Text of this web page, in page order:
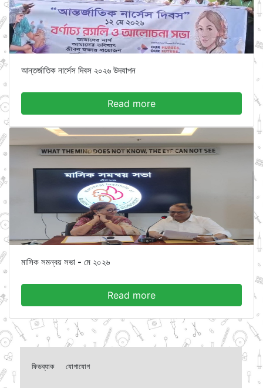
আন্তর্জাতিক নার্সেস দিবস ২০২৬ উদযাপন
Read more
মাসিক সমন্বয় সভা - মে ২০২৬
Read more
ফিডব্যাক যোগাযোগ